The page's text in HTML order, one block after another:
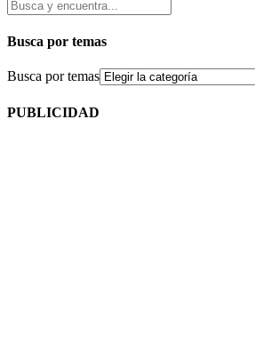
Busca por temas
Busca por temas
PUBLICIDAD